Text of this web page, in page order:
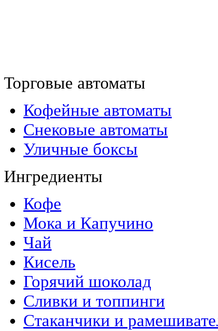
Торговые автоматы
Кофейные автоматы
Снековые автоматы
Уличные боксы
Ингредиенты
Кофе
Мока и Капучино
Чай
Кисель
Горячий шоколад
Сливки и топпинги
Стаканчики и